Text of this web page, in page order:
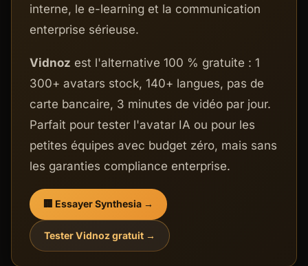
interne, le e-learning et la communication
enterprise sérieuse.
Vidnoz est l'alternative 100 % gratuite : 1
300+ avatars stock, 140+ langues, pas de
carte bancaire, 3 minutes de vidéo par jour.
Parfait pour tester l'avatar IA ou pour les
petites équipes avec budget zéro, mais sans
les garanties compliance enterprise.
🏢 Essayer Synthesia →
Tester Vidnoz gratuit →